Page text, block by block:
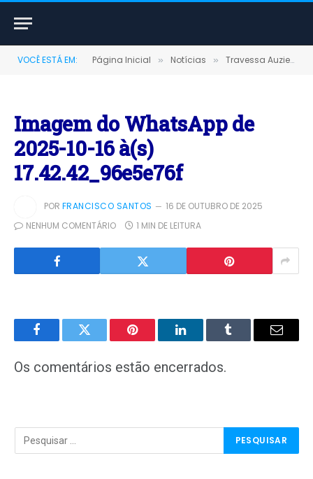
VOCÊ ESTÁ EM: Página Inicial » Notícias » Travessa Auzier Bentes recebe pavimentação asfáltica e iluminação em LED
Imagem do WhatsApp de
2025-10-16 à(s)
17.42.42_96e5e76f
POR FRANCISCO SANTOS
16 DE OUTUBRO DE 2025
NENHUM COMENTÁRIO
1 MIN DE LEITURA
FacebookTwitter Pinterest LinkedInTumblr
E-
Os comentários estão encerrados.